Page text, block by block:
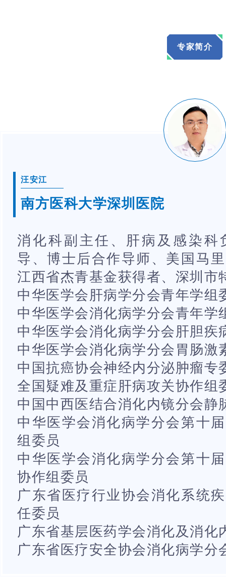
专家简介
汪安江
南方医科大学深圳医院
消化科副主任、肝病及感染科
导、博士后合作导师、美国马
江西省杰青基金获得者、深圳市
中华医学会肝病学分会青年学组
中华医学会消化病学分会青年学
中华医学会消化病学分会肝胆疾
中华医学会消化病学分会胃肠激
中国抗癌协会神经内分泌肿瘤专
全国疑难及重症肝病攻关协作组
中国中西医结合消化内镜分会静
中华医学会消化病学分会第十
组委员
中华医学会消化病学分会第十
协作组委员
广东省医疗行业协会消化系统
任委员
广东省基层医药学会消化及消化
广东省医疗安全协会消化病学分